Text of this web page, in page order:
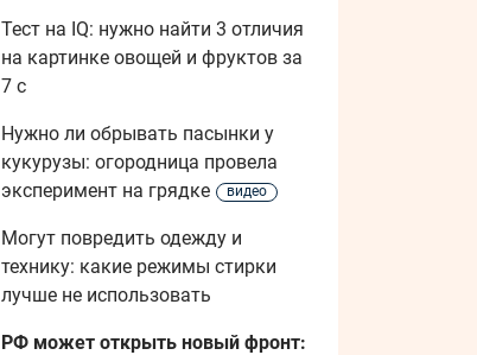
Тест на IQ: нужно найти 3 отличия
на картинке овощей и фруктов за
7 с
Нужно ли обрывать пасынки у
кукурузы: огородница провела
эксперимент на грядке
видео
Могут повредить одежду и
технику: какие режимы стирки
лучше не использовать
РФ может открыть новый фронт: